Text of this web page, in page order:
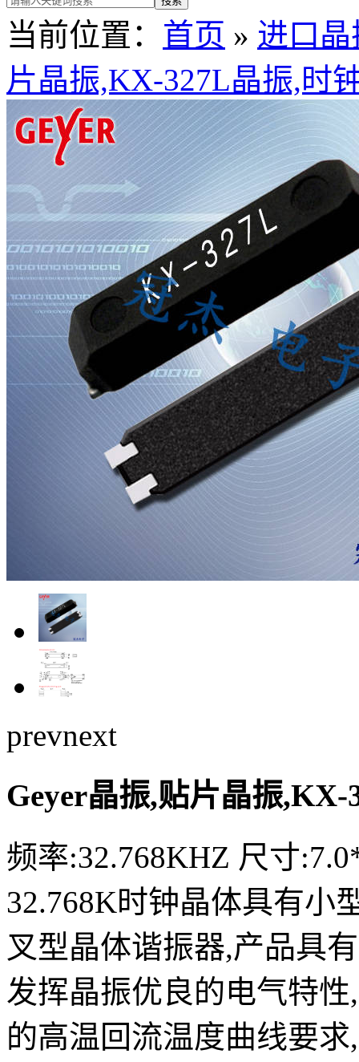
当前位置： 首页 » 进口晶
片晶振,KX-327L晶振,时
prevnext
Geyer晶振,贴片晶振
频率:32.768KHZ 尺寸
32.768K时钟晶体具有小
叉型晶体谐振器,产品具
发挥晶振优良的电气特
的高温回流温度曲线要